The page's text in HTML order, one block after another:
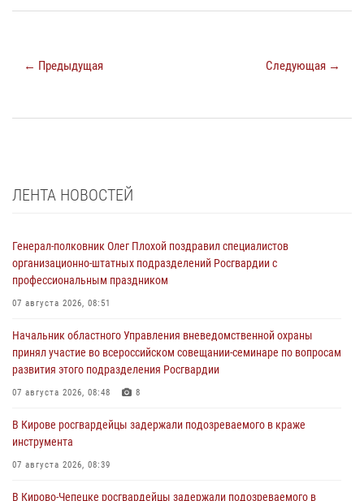
← Предыдущая Следующая →
ЛЕНТА НОВОСТЕЙ
Генерал-полковник Олег Плохой поздравил специалистов
организационно-штатных подразделений Росгвардии с
профессиональным праздником
07 августа 2026, 08:51
Начальник областного Управления вневедомственной охраны
принял участие во всероссийском совещании-семинаре по вопросам
развития этого подразделения Росгвардии
07 августа 2026, 08:48 8
В Кирове росгвардейцы задержали подозреваемого в краже
инструмента
07 августа 2026, 08:39
В Кирово-Чепецке росгвардейцы задержали подозреваемого в